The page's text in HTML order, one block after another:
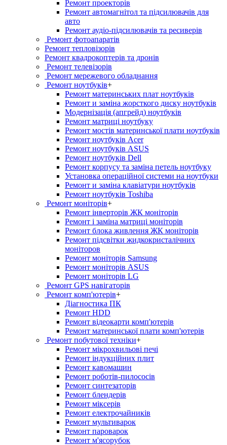
Ремонт проекторів
Ремонт автомагнітол та підсилювачів для
авто
Ремонт аудіо-підсилювачів та ресиверів
Ремонт фотоапаратів
Ремонт тепловізорів
Ремонт квадрокоптерів та дронів
Ремонт телевізорів
Ремонт мережевого обладнання
Ремонт ноутбуків+
Ремонт материнських плат ноутбуків
Ремонт и заміна жорсткого диску ноутбуків
Модернізація (апгрейд) ноутбуків
Ремонт матриці ноутбуку
Ремонт мостів материнської плати ноутбуків
Ремонт ноутбуків Acer
Ремонт ноутбуків ASUS
Ремонт ноутбуків Dell
Ремонт корпусу та заміна петель ноутбуку
Установка операційної системи на ноутбуки
Ремонт и заміна клавіатури ноутбуків
Ремонт ноутбуків Toshiba
Ремонт моніторів+
Ремонт інверторів ЖК моніторів
Ремонт і заміна матриці моніторів
Ремонт блока живлення ЖК моніторів
Ремонт підсвітки жидкокристалічних
моніторов
Ремонт моніторів Samsung
Ремонт моніторів ASUS
Ремонт моніторів LG
Ремонт GPS навігаторів
Ремонт комп'ютерів+
Діагностика ПК
Ремонт HDD
Ремонт відеокарти комп'ютерів
Ремонт материнської плати комп'ютерів
Ремонт побутової техніки+
Ремонт мікрохвильові печі
Ремонт індукційних плит
Ремонт кавомашин
Ремонт роботів-пилососів
Ремонт синтезаторів
Ремонт блендерiв
Ремонт мiксерiв
Ремонт електрочайників
Ремонт мультиварок
Ремонт пароварок
Ремонт м'ясорубок